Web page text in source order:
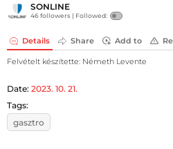
SONLINE
46 followers | Followed:
Details Share Add to
Felvételt készítette: Németh Levente
Date: 2023. 10. 21.
Tags:
gasztro